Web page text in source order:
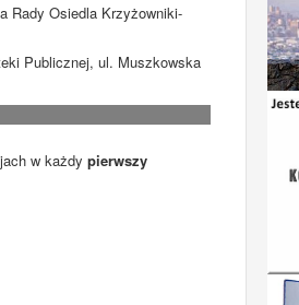
Rady Osiedla Krzyżowniki-
Publicznej, ul. Muszkowska
w każdy pierwszy